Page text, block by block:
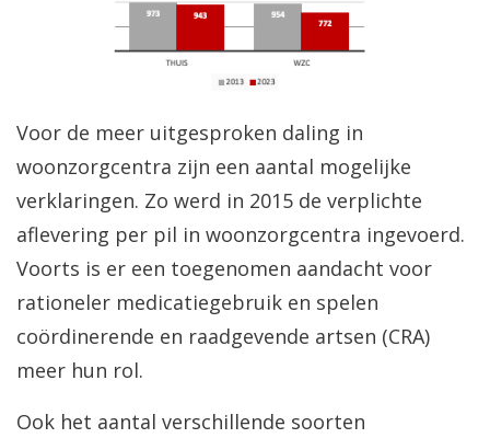
Voor de meer uitgesproken daling in
woonzorgcentra zijn een aantal mogelijke
verklaringen. Zo werd in 2015 de verplichte
aflevering per pil in woonzorgcentra ingevoerd.
Voorts is er een toegenomen aandacht voor
rationeler medicatiegebruik en spelen
coördinerende en raadgevende artsen (CRA)
meer hun rol.
Ook het aantal verschillende soorten